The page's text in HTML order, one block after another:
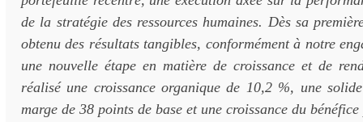
de la stratégie des ressources humaines. Dès sa
obtenu des résultats tangibles, conformément à notre
une nouvelle étape en matière de croissance et de
réalisé une croissance organique de 10,2 %, une
marge de 38 points de base et une croissance du